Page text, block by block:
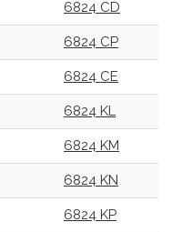
6824 CD
6824 CP
6824 CE
6824 KL
6824 KM
6824 KN
6824 KP